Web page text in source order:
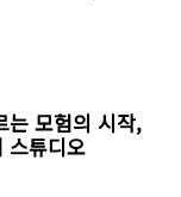
는 모험의 시작,
스튜디오